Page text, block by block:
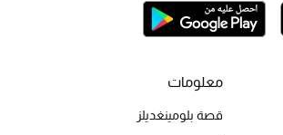
معلومات
قصة بلومينغديلز